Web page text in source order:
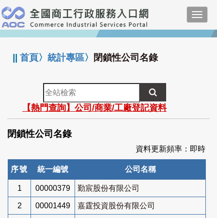
跳
到
主
要
:::
||首頁〉統計專區〉 閉鎖性公司名錄
全
站
檢
索
【熱門查詢】公司/商業/工廠登記資料
閉鎖性公司名錄
資料更新頻率：即時
序號 統一編號 公司名稱
1 00000379 勤宸股份有限公司
2 00001449 嘉霆投資股份有限公司